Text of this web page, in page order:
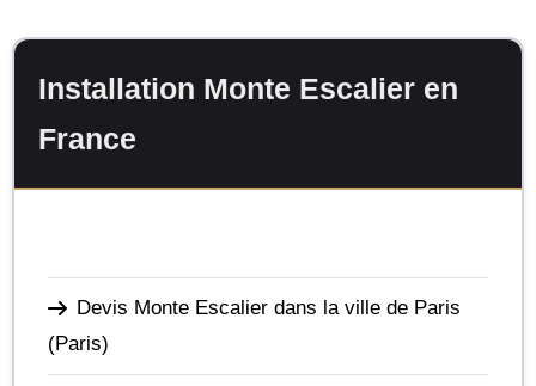
Installation Monte Escalier en
France
Devis Monte Escalier dans la ville de Paris
(Paris)